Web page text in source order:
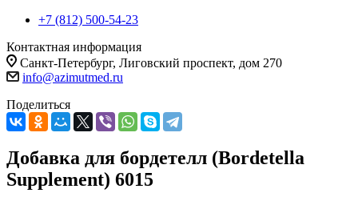
+7 (812) 500-54-23
Контактная информация
Санкт-Петербург, Лиговский проспект, дом 270
info@azimutmed.ru
Поделиться
Добавка для бордетелл (Bordetella
Supplement) 6015